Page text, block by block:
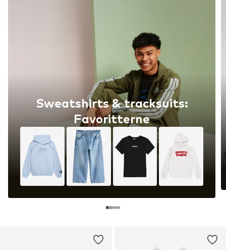
Sweatshirts & tracksuits:
Favoritterne